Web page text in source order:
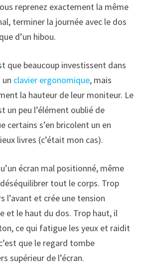
reprenez exactement la même
terminer la journée avec le dos
d’un hibou.
que beaucoup investissent dans
clavier ergonomique, mais
la hauteur de leur moniteur. Le
un peu l’élément oublié de
certains s’en bricolent un en
livres (c’était mon cas).
écran mal positionné, même
tout le corps. Trop
l’avant et crée une tension
et le haut du dos. Trop haut, il
ce qui fatigue les yeux et raidit
que le regard tombe
supérieur de l’écran.